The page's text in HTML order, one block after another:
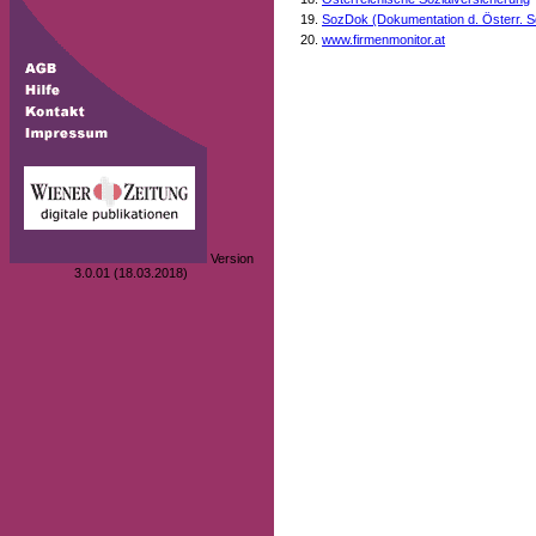
Version
3.0.01 (18.03.2018)
SozDok (Dokumentation d. Österr.
www.firmenmonitor.at